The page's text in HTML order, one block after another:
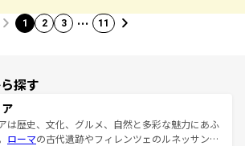
1 2 3 … 11
探す
は歴史、文化、グルメ、自然と多彩な魅力にあふ
ローマの古代遺跡やフィレンツェのルネッサンス